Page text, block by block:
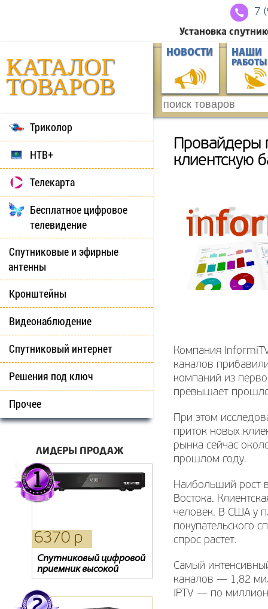
7
Установка
КАТАЛОГ
ТОВАРОВ
НОВОСТИ НАШИ
РАБОТЫ
Триколор
НТВ+
Телекарта
Бесплатное цифровое
телевидение
Спутниковые и эфирные
антенны
Кронштейны
Видеонаблюдение
Спутниковый интернет
Решения под ключ
Прочее
ЛИДЕРЫ ПРОДАЖ
6370 р
Спутниковый цифровой
приемник высокой
четкости CHD-04/CX (3
года просмотра на
выбор!!!)
8250 р
Ресивер+Тарелка+Приёмник
1090 р
Кронштейн диагонали
32-42
Провайдеры
клиентскую
Компания
каналов
компаний из
превышает
При этом
приток новых
рынка сейчас
прошлом году.
Наибольший рост
Востока.
человек. В США у
покупательского
спрос растет.
Самый
каналов — 1,82
IPTV — по